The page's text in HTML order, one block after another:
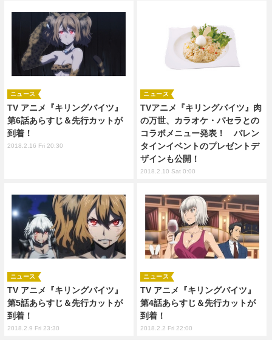
TV アニメ『キリングバイツ』
第6話あらすじ＆先行カットが
到着！
ニュース
2018.2.16 Fri 20:30
TVアニメ『キリングバイツ』肉
の万世、カラオケ・パセラとの
コラボメニュー発表！ バレン
タインイベントのプレゼントデ
ザインも公開！
ニュース
2018.2.10 Sat 0:00
TV アニメ『キリングバイツ』
第5話あらすじ＆先行カットが
到着！
ニュース
2018.2.9 Fri 23:30
TV アニメ『キリングバイツ』
第4話あらすじ＆先行カットが
到着！
ニュース
2018.2.2 Fri 22:00